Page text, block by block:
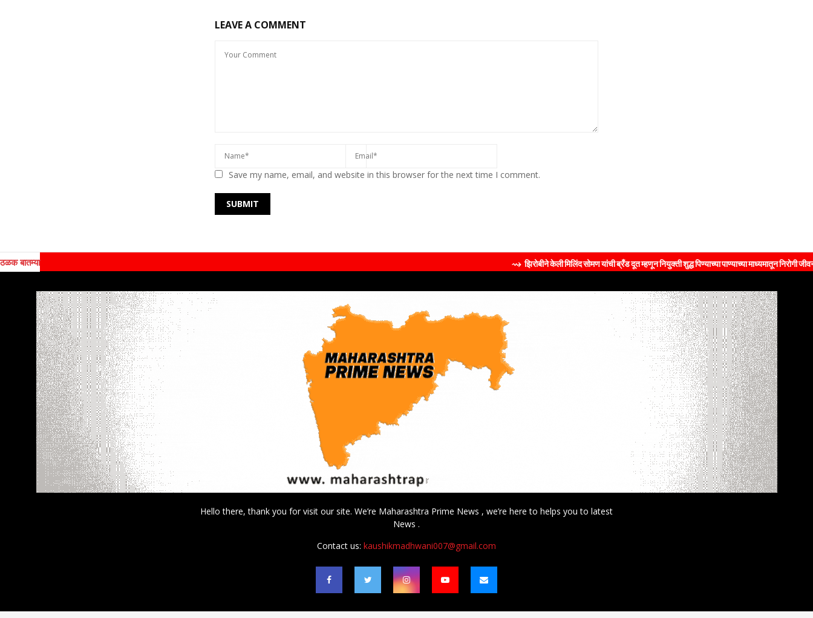
LEAVE A COMMENT
Save my name, email, and website in this browser for the next time I comment.
ठळक बातम्या ⇝ झिरोबीने केली मिलिंद सोमण यांची ब्रँड दूत म्हणून नियुक्ती शुद्ध पिण्याच्या पाण्याच्या माध्यमातून निरोगी जीवनशैलीचा संदेश
Hello there, thank you for visit our site. We’re Maharashtra Prime News , we’re here to helps you to latest
News .
Contact us: kaushikmadhwani007@gmail.com